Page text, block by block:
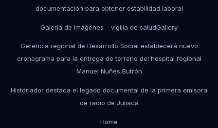
documentación para obtener estabilidad laboral
Galería de imágenes – vigilia de saludGallery
Gerencia regional de Desarrollo Social establecerá nuevo
cronograma para la entrega de terreno del hospital regional
Manuel Nuñes Butrón
Historiador destaca el legado documental de la primera emisora
de radio de Juliaca
Home